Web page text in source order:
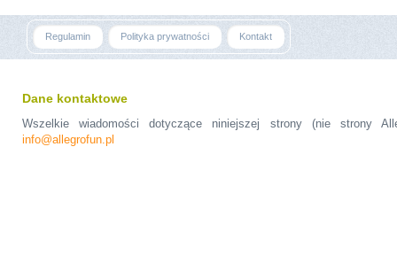
Regulamin Polityka prywatności Kontakt
Dane kontaktowe
Wszelkie wiadomości dotyczące niniejszej strony (nie strony
info@allegrofun.pl